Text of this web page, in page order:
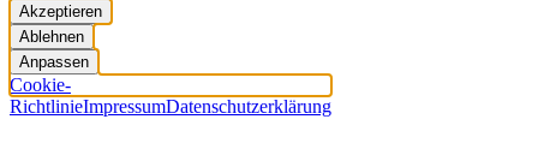
Akzeptieren
Ablehnen
Anpassen
Cookie-
RichtlinieImpressumDatenschutzerklärung